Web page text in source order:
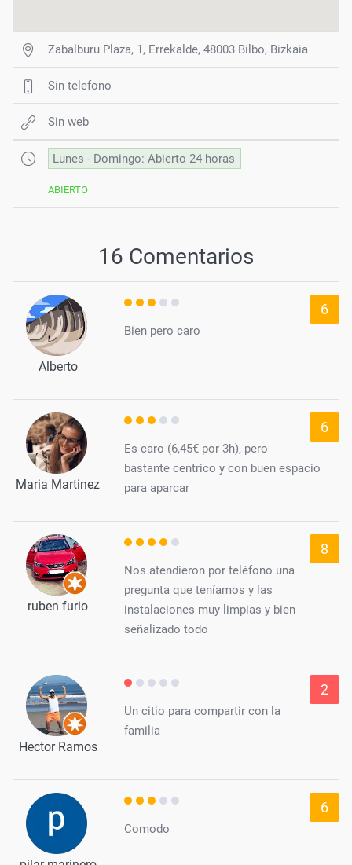
Zabalburu Plaza, 1, Errekalde, 48003 Bilbo, Bizkaia
Sin telefono
Sin web
Lunes - Domingo: Abierto 24 horas
ABIERTO
16 Comentarios
Alberto
6
Bien pero caro
Maria Martinez
6
Es caro (6,45€ por 3h), pero
bastante centrico y con buen espacio
para aparcar
ruben furio
8
Nos atendieron por teléfono una
pregunta que teníamos y las
instalaciones muy limpias y bien
señalizado todo
Hector Ramos
2
Un citio para compartir con la
familia
6
Comodo